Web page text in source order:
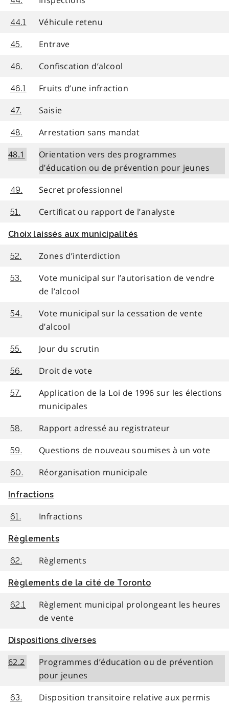
44.1 Véhicule retenu
45. Entrave
46. Confiscation d’alcool
46.1 Fruits d’une infraction
47. Saisie
48.
Arrestation sans mandat
48.1
Orientation vers des programmes
d’éducation ou de prévention pour jeunes
49. Secret professionnel
51. Certificat ou rapport de l’analyste
Choix laissés aux municipalités
52. Zones d’interdiction
53.
Vote municipal sur l’autorisation de vendre
de l’alcool
54.
Vote municipal sur la cessation de vente
d’alcool
55. Jour du scrutin
56. Droit de vote
57.
Application de la Loi de 1996 sur les élections
municipales
58. Rapport adressé au registrateur
59. Questions de nouveau soumises à un vote
60. Réorganisation municipale
Infractions
61. Infractions
Règlements
62. Règlements
Règlements de la cité de Toronto
62.1
Règlement municipal prolongeant les heures
de vente
Dispositions diverses
62.2
Programmes d’éducation ou de prévention
pour jeunes
63. Disposition transitoire relative aux permis